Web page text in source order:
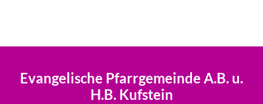
Evangelische Pfarrgemeinde A.B. u.
H.B. Kufstein